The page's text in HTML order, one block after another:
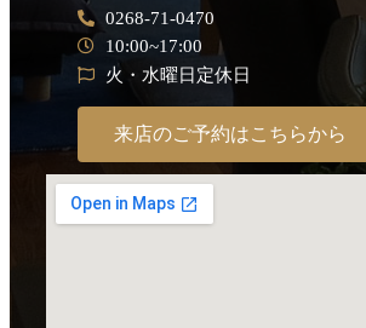
0268-71-0470
10:00~17:00
火・水曜日定休日
来店のご予約はこちらから